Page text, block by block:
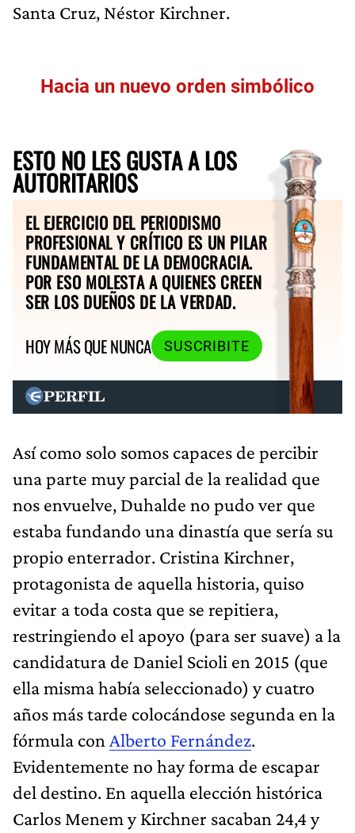
Santa Cruz, Néstor Kirchner.
Hacia un nuevo orden simbólico
ESTO NO LES GUSTA A LOS
AUTORITARIOS
EL EJERCICIO DEL PERIODISMO
PROFESIONAL Y CRÍTICO ES UN PILAR
FUNDAMENTAL DE LA DEMOCRACIA.
POR ESO MOLESTA A QUIENES CREEN
SER LOS DUEÑOS DE LA VERDAD.
HOY MÁS QUE NUNCA
SUSCRIBITE
Así como solo somos capaces de percibir
una parte muy parcial de la realidad que
nos envuelve, Duhalde no pudo ver que
estaba fundando una dinastía que sería su
propio enterrador. Cristina Kirchner,
protagonista de aquella historia, quiso
evitar a toda costa que se repitiera,
restringiendo el apoyo (para ser suave) a la
candidatura de Daniel Scioli en 2015 (que
ella misma había seleccionado) y cuatro
años más tarde colocándose segunda en la
fórmula con Alberto Fernández.
Evidentemente no hay forma de escapar
del destino. En aquella elección histórica
Carlos Menem y Kirchner sacaban 24,4 y